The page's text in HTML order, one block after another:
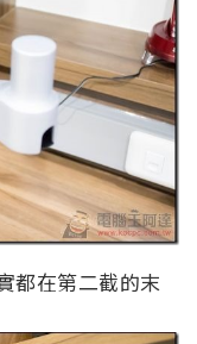
都在第二截的末